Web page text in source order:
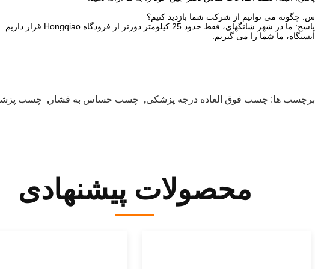
س: چگونه می توانیم از شرکت شما بازدید کنیم؟
پاسخ: ما در شهر شانگهای، فقط حدود 25 کیلومتر دورتر از فرودگاه Hongqiao قرار داریم. می توانید با قطار یا هواپیما به Hongqiao بروید.
ایستگاه، ما شما را می گیریم.
برچسب ها: چسب فوق العاده درجه پزشکی, چسب حساس به فشار , چسب
محصولات پیشنهادی